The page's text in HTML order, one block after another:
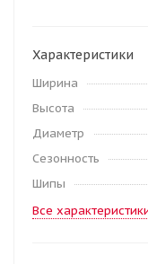
Характеристики
Ширина
Высота
Диаметр
Сезонность
Шипы
Все